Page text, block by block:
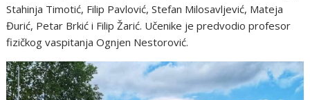
Stahinja Timotić, Filip Pavlović, Stefan Milosavljević, Mateja
Đurić, Petar Brkić i Filip Žarić. Učenike je predvodio profesor
fizičkog vaspitanja Ognjen Nestorović.